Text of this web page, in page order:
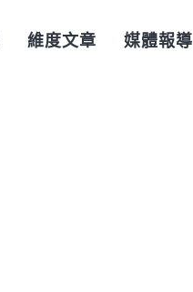
維度文章 媒體報導